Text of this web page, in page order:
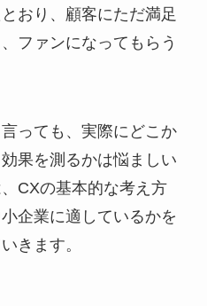
おり、顧客にただ満足
ファンになってもらう
っても、実際にどこか
果を測るかは悩ましい
CXの基本的な考え方
企業に適しているかを
きます。